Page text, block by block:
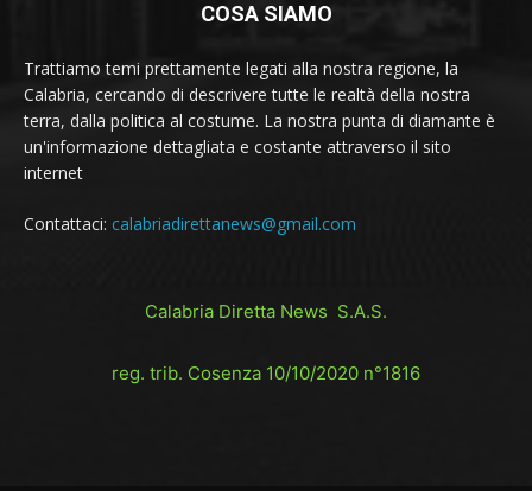
COSA SIAMO
Trattiamo temi prettamente legati alla nostra regione, la
Calabria, cercando di descrivere tutte le realtà della nostra
terra, dalla politica al costume. La nostra punta di diamante è
un'informazione dettagliata e costante attraverso il sito
internet
Contattaci: calabriadirettanews@gmail.com
Calabria Diretta News S.A.S.
reg. trib. Cosenza 10/10/2020 n°1816